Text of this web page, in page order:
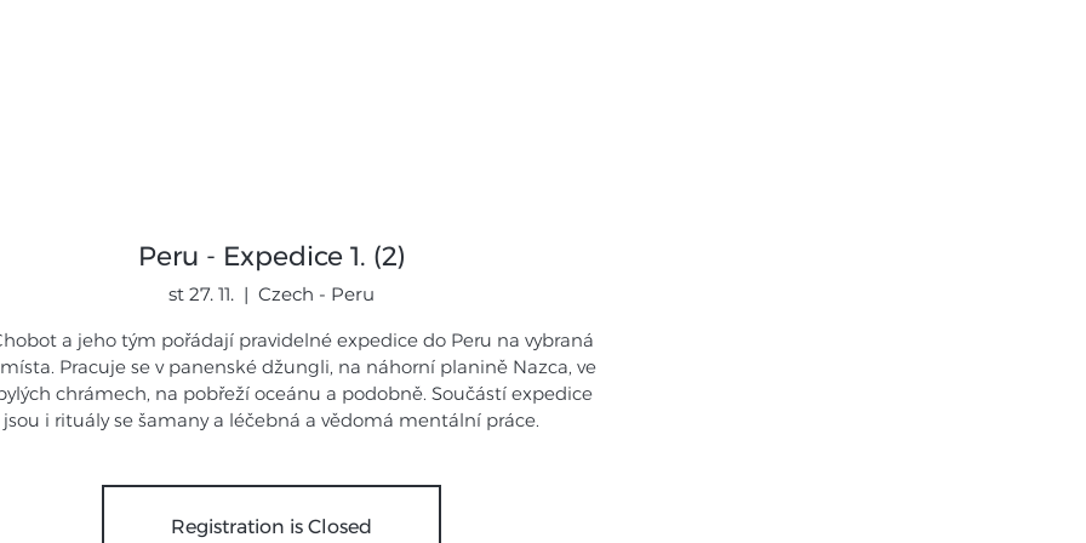
Peru - Expedice 1. (2)
st 27. 11.
  |
Czech - Peru
a jeho tým pořádají pravidelné expedice do Peru na vybraná
Pracuje se v panenské džungli, na náhorní planině Nazca, ve
chrámech, na pobřeží oceánu a podobně. Součástí expedice
jsou i rituály se šamany a léčebná a vědomá mentální práce.
Registration is Closed